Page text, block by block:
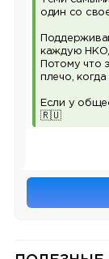
один со
каждую НКО,
Потому что
плечо, когда
Если у
🇷🇺